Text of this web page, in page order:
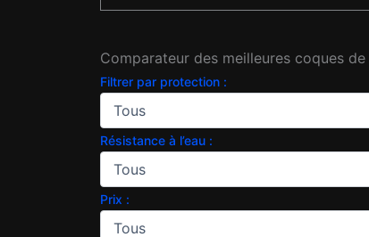
Comparateur des meilleures coques
Filtrer par protection :
Résistance à l’eau :
Prix :